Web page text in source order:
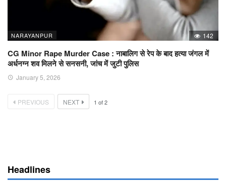
NARAYANPUR 142
CG Minor Rape Murder Case : नाबालिग से रेप के बाद हत्या जंगल में
अर्धनग्न शव मिलने से सनसनी, जांच में जुटी पुलिस
January 5, 2026
PREVIOUS NEXT 1 of2
Headlines